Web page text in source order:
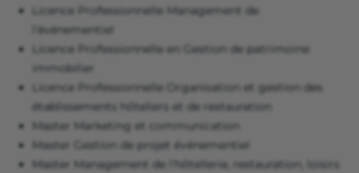
Licence Professionnelle Management de
l'événementiel
Licence Professionnelle en Gestion de patrimoine
immobilier
Licence Professionnelle Organisation et gestion des
établissements hôteliers et de restauration
Master Marketing et communication
Master Gestion de projet événementiel
Master Management de l'hôtellerie, restauration, loisirs